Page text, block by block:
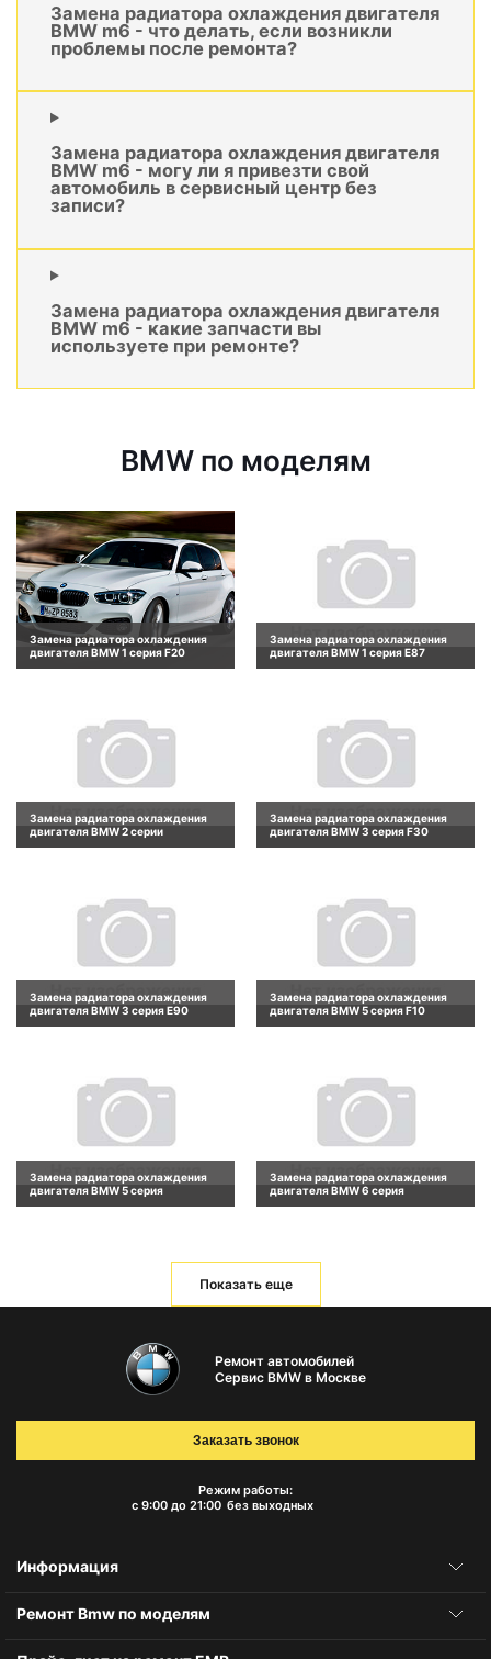
Замена радиатора охлаждения двигателя
BMW m6 - что делать, если возникли
проблемы после ремонта?
Замена радиатора охлаждения двигателя
BMW m6 - могу ли я привезти свой
автомобиль в сервисный центр без
записи?
Замена радиатора охлаждения двигателя
BMW m6 - какие запчасти вы
используете при ремонте?
BMW по моделям
Замена радиатора охлаждения
двигателя BMW 1 серия F20
Замена радиатора охлаждения
двигателя BMW 1 серия E87
Замена радиатора охлаждения
двигателя BMW 2 серии
Замена радиатора охлаждения
двигателя BMW 3 серия F30
Замена радиатора охлаждения
двигателя BMW 3 серия E90
Замена радиатора охлаждения
двигателя BMW 5 серия F10
Замена радиатора охлаждения
двигателя BMW 5 серия
Замена радиатора охлаждения
двигателя BMW 6 серия
Показать еще
Ремонт автомобилей
Сервис BMW в Москве
Режим работы:
с 9:00 до 21:00 без выходных
Заказать звонок
Информация
Ремонт Bmw по моделям